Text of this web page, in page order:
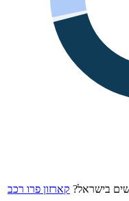
בישראל? קארזון פרו רכב